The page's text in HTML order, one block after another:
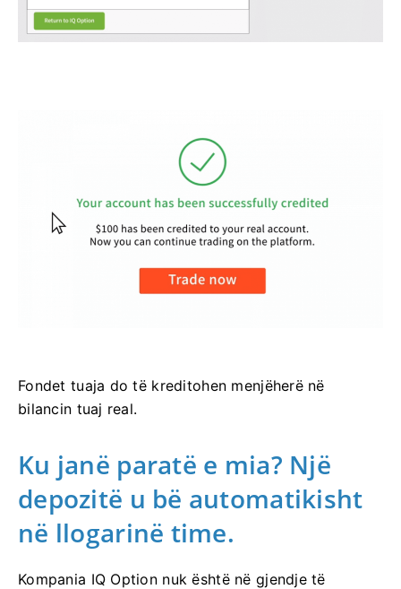
Fondet tuaja do të kreditohen menjëherë në
bilancin tuaj real.
Ku janë paratë e mia? Një
depozitë u bë automatikisht
në llogarinë time.
Kompania IQ Option nuk është në gjendje të